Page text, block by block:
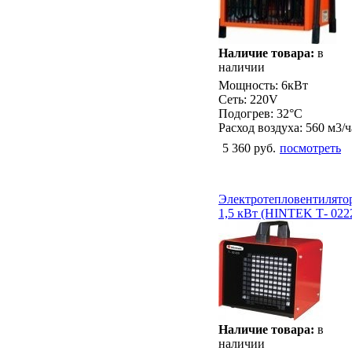
Наличие товара: в
наличии
Мощность: 6кВт
Сеть: 220V
Подогрев: 32°С
Расход воздуха: 560 м3/
5 360 руб. посмотреть
1,5 кВт (HINTEK Т-
Наличие товара: в
наличии